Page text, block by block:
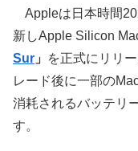
Appleは日本時間
新しApple Silicon
Sur 」
を正式にリリ
レード後に一部の
消耗されるバッテリ
す。